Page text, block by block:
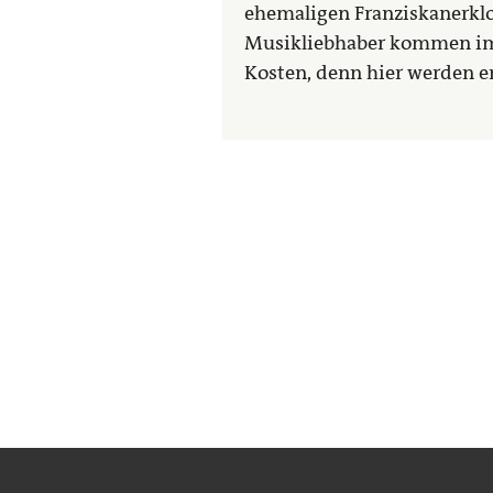
ehemaligen
Musikliebhaber kommen
Kosten, denn hier werden